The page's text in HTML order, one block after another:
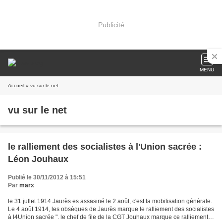
Publicité
MENU
Accueil » vu sur le net
vu sur le net
le ralliement des socialistes à l'Union sacrée :
Léon Jouhaux
Publié le 30/11/2012 à 15:51
Par marx
le 31 jullet 1914 Jaurès es assasiné le 2 août, c'est la mobilisation générale.
Le 4 août 1914, les obsèques de Jaurès marque le ralliement des socialistes
à l4Union sacrée ". le chef de file de la CGT Jouhaux marque ce ralliement .